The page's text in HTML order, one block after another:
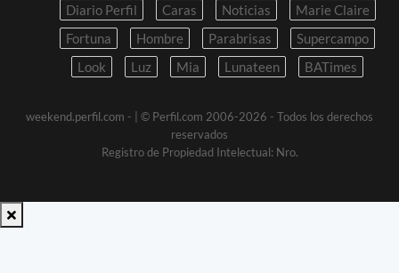
Diario Perfil Caras Noticias
Marie Claire
Fortuna
Hombre Parabrisas
Supercampo
Look
Luz Mia Lunateen BATimes
weekend.perfil.com -
| © Perfil.com 2006-2026 - Todos los derechos
reservados
Registro de Propiedad Intelectual: Nro.